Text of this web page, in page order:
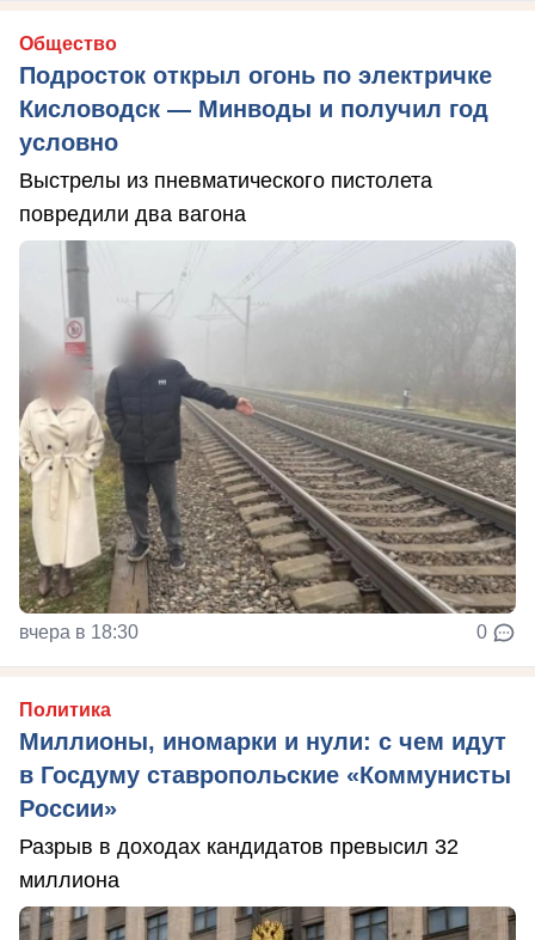
Общество
Подросток открыл огонь по электричке
Кисловодск — Минводы и получил год
условно
Выстрелы из пневматического пистолета
повредили два вагона
вчера в 18:30 0
Политика
Миллионы, иномарки и нули: с чем идут
в Госдуму ставропольские «Коммунисты
России»
Разрыв в доходах кандидатов превысил 32
миллиона